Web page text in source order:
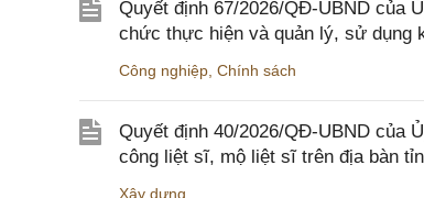
Quyết định 67/2026/QĐ-UBND của
chức thực hiện và quản lý, sử dụng
Công nghiệp Chính sách
Quyết định 40/2026/QĐ-UBND của
công liệt sĩ, mộ liệt sĩ trên địa bàn
Xây dựng